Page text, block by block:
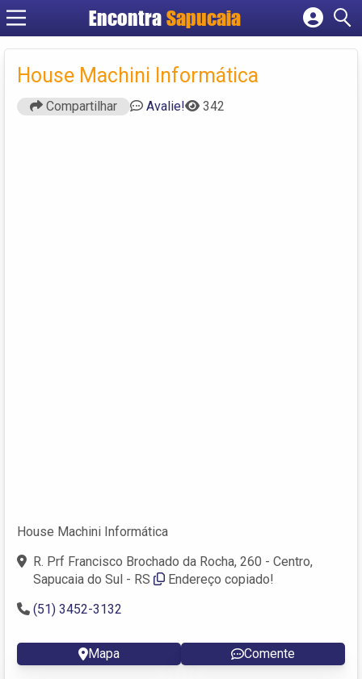
Encontra
Cadastrar empresa
Fazer login
Criar conta
House Machini Informática
Compartilhar Avalie! 342
House Machini Informática
R. Prf Francisco Brochado da Rocha, 260 - Centro,
Sapucaia do Sul - RS
Endereço copiado!
(51) 3452-3132
Mapa Comente